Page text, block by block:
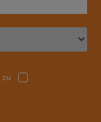
zu